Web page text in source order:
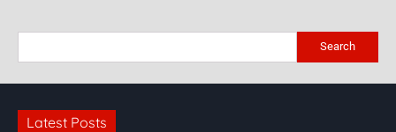
Search
Latest Posts